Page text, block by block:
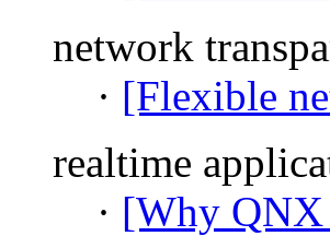
network
· [Flexible
realtime
· [Why QNX